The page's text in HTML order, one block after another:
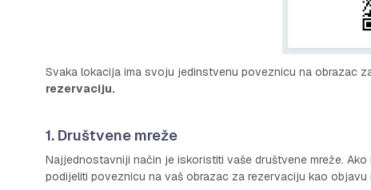
Svaka lokacija ima svoju jedinstvenu poveznicu na obrazac
rezervaciju.
1. Društvene mreže
Najjednostavniji način je iskoristiti vaše društvene mreže.
podijeliti poveznicu na vaš obrazac za rezervaciju kao